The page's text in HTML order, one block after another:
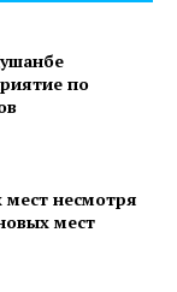
по
несмотря
мест